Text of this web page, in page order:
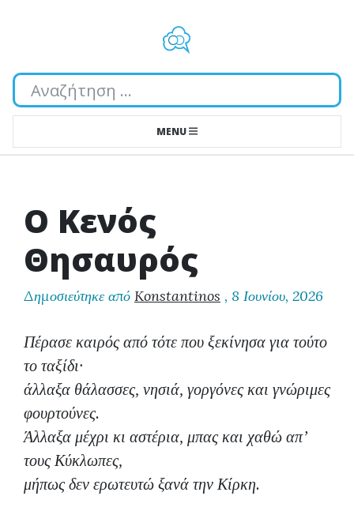
Αναζήτηση...
MENU
Ο Κενός
Θησαυρός
Δημοσιεύτηκε από Konstantinos , 8 Ιουνίου, 2026
Πέρασε καιρός από τότε που ξεκίνησα για τούτο
το ταξίδι·
άλλαξα θάλασσες, νησιά, γοργόνες και γνώριμες
φουρτούνες.
Άλλαξα μέχρι κι αστέρια, μπας και χαθώ απ’
τους Κύκλωπες,
μήπως δεν ερωτευτώ ξανά την Κίρκη.